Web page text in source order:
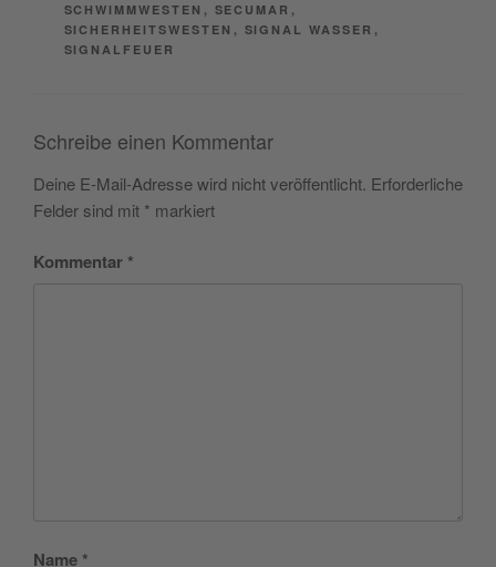
SCHWIMMWESTEN , SECUMAR ,
SICHERHEITSWESTEN , SIGNAL WASSER ,
SIGNALFEUER
Schreibe einen Kommentar
Deine E-Mail-Adresse wird nicht veröffentlicht. Erforderliche
Felder sind mit * markiert
Kommentar *
Name *